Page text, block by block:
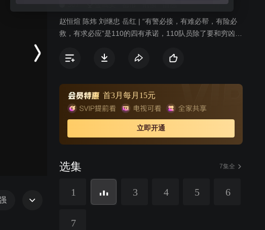
都市 刑侦 情感
赵恒煊 陈炜 刘继忠 岳红 | “有警必接，有难必帮，有险必
救，有求必应”是110的四有承诺，110队员除了要和穷凶极
助要求。迅速出警抓获持刀劫持人质的犯罪嫌疑人；救助
徒……
首3月每月15元
立即开通
选集 7集全
1 3 4 5 6
7